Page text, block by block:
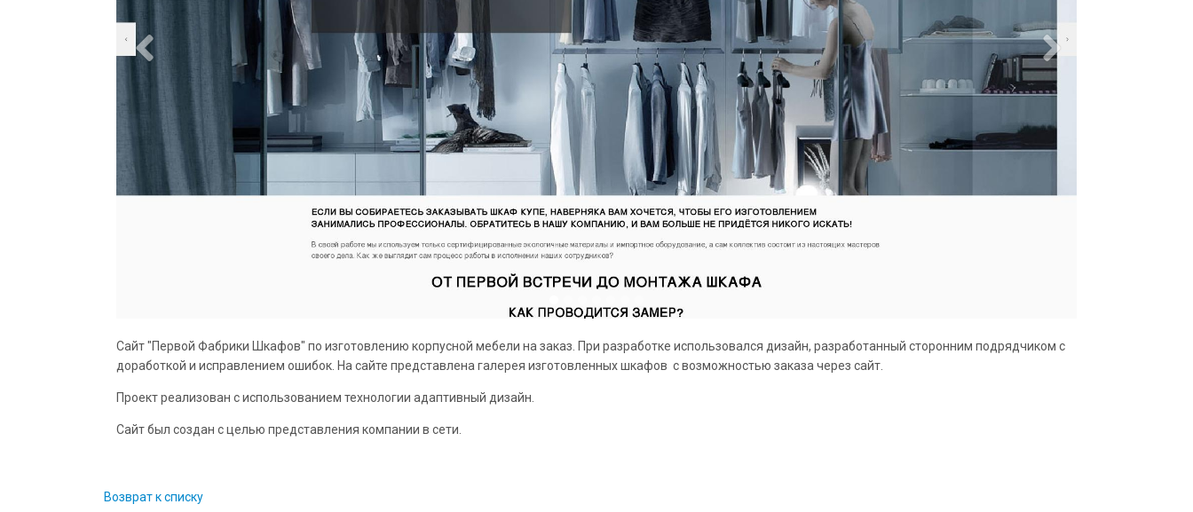
Сайт "Первой Фабрики Шкафов" по изготовлению корпусной мебели на заказ. При разработке использовался дизайн, разработанный сторонним подрядчиком с
доработкой и исправлением ошибок. На сайте представлена галерея изготовленных шкафов с возможностью заказа через сайт.
Проект реализован с использованием технологии адаптивный дизайн.
Сайт был создан с целью представления компании в сети.
Возврат к списку